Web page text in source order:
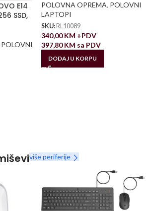
E14
SSD,
POLOVNI
POLOVNA OPREMA, POLOVNI
LAPTOPI
SKU: RL10089
340,00KM +PDV
397,80KM sa PDV
DODAJ U KORPU
više periferije